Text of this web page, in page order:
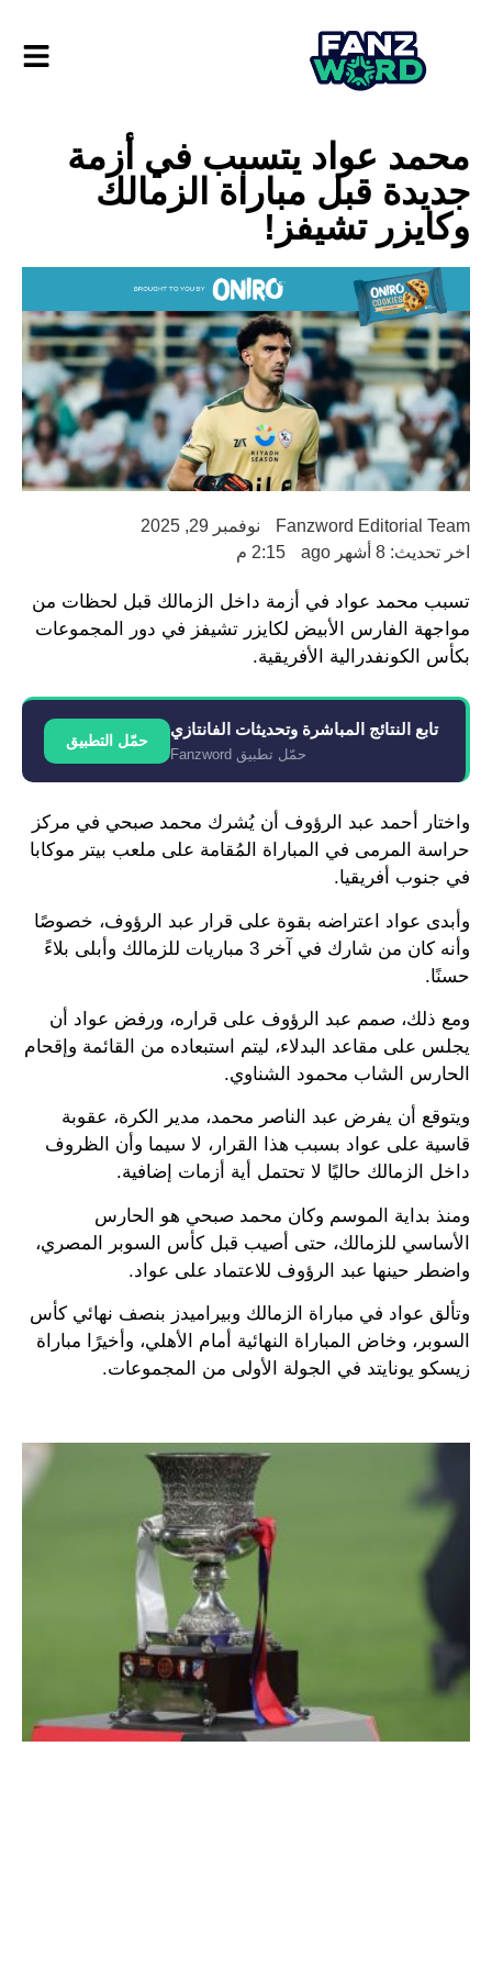
محمد عواد يتسبب في أزمة
جديدة قبل مباراة الزمالك
وكايزر تشيفز!
Fanzword Editorial Team
نوفمبر 29, 2025
اخر تحديث: 8 أشهر ago
2:15 م
تسبب محمد عواد في أزمة داخل الزمالك قبل لحظات من
مواجهة الفارس الأبيض لكايزر تشيفز في دور المجموعات
بكأس الكونفدرالية الأفريقية.
تابع النتائج المباشرة وتحديثات الفانتازي
حمّل تطبيق Fanzword
حمّل التطبيق
واختار أحمد عبد الرؤوف أن يُشرك محمد صبحي في مركز
حراسة المرمى في المباراة المُقامة على ملعب بيتر موكابا
في جنوب أفريقيا.
وأبدى عواد اعتراضه بقوة على قرار عبد الرؤوف، خصوصًا
وأنه كان من شارك في آخر 3 مباريات للزمالك وأبلى بلاءً
حسنًا.
ومع ذلك، صمم عبد الرؤوف على قراره، ورفض عواد أن
يجلس على مقاعد البدلاء، ليتم استبعاده من القائمة وإقحام
الحارس الشاب محمود الشناوي.
ويتوقع أن يفرض عبد الناصر محمد، مدير الكرة، عقوبة
قاسية على عواد بسبب هذا القرار، لا سيما وأن الظروف
داخل الزمالك حاليًا لا تحتمل أية أزمات إضافية.
ومنذ بداية الموسم وكان محمد صبحي هو الحارس
الأساسي للزمالك، حتى أصيب قبل كأس السوبر المصري،
واضطر حينها عبد الرؤوف للاعتماد على عواد.
وتألق عواد في مباراة الزمالك وبيراميدز بنصف نهائي كأس
السوبر، وخاض المباراة النهائية أمام الأهلي، وأخيرًا مباراة
زيسكو يونايتد في الجولة الأولى من المجموعات.